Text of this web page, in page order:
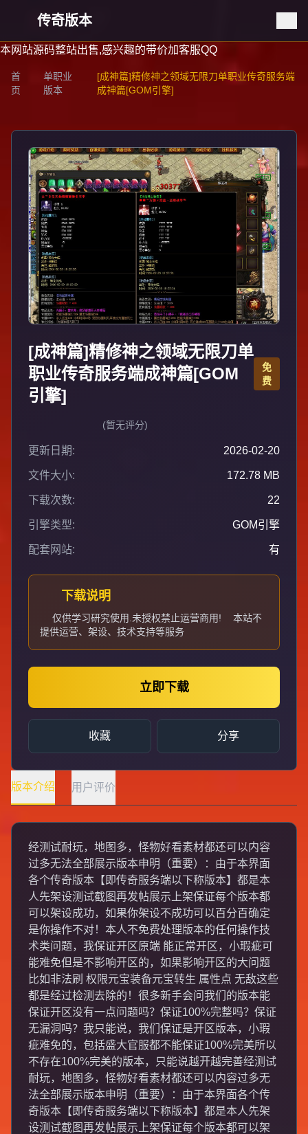
传奇版本
本网站源码整站出售,感兴趣的带价加客服QQ
首
页
单职业
版本
[成神篇]精修神之领域无限刀单职业传奇服务端
成神篇[GOM引擎]
[成神篇]精修神之领域无限刀单
职业传奇服务端成神篇[GOM
引擎]
免
费
(暂无评分)
更新日期: 2026-02-20
文件大小: 172.78 MB
下载次数: 22
引擎类型: GOM引擎
配套网站: 有
下载说明
仅供学习研究使用.未授权禁止运营商用!
本站不
提供运营、架设、技术支持等服务
立即下载
收藏 分享
版本介绍 用户评价
经测试耐玩，地图多，怪物好看素材都还可以内容
过多无法全部展示版本申明（重要）：由于本界面
各个传奇版本【即传奇服务端以下称版本】都是本
人先架设测试截图再发帖展示上架保证每个版本都
可以架设成功，如果你架设不成功可以百分百确定
是你操作不对！本人不免费处理版本的任何操作技
术类问题，我保证开区原端 能正常开区，小瑕疵可
能难免但是不影响开区的，如果影响开区的大问题
比如非法刷 权限元宝装备元宝转生 属性点 无敌这些
都是经过检测去除的！很多新手会问我们的版本能
保证开区没有一点问题吗？保证100%完整吗？保证
无漏洞吗？我只能说，我们保证是开区版本，小瑕
疵难免的，包括盛大官服都不能保证100%完美所以
不存在100%完美的版本，只能说越开越完善经测试
耐玩，地图多，怪物好看素材都还可以内容过多无
法全部展示版本申明（重要）：由于本界面各个传
奇版本【即传奇服务端以下称版本】都是本人先架
设测试截图再发帖展示上架保证每个版本都可以架